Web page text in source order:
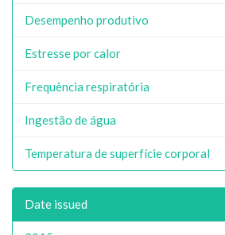
Desempenho produtivo
Estresse por calor
Frequência respiratória
Ingestão de água
Temperatura de superfície corporal
Date issued